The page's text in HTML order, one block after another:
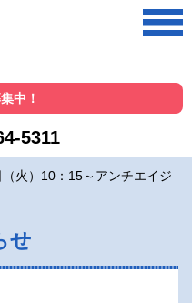
中！
5311
（火）10：15～アンチエイジ
せ